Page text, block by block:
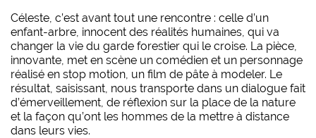
Céleste, c’est avant tout une rencontre : celle d’un
enfant-arbre, innocent des réalités humaines, qui va
changer la vie du garde forestier qui le croise. La pièce,
innovante, met en scène un comédien et un personnage
réalisé en stop motion, un film de pâte à modeler. Le
résultat, saisissant, nous transporte dans un dialogue fait
d’émerveillement, de réflexion sur la place de la nature
et la façon qu’ont les hommes de la mettre à distance
dans leurs vies.